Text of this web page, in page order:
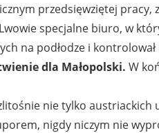
przedsięwziętej pracy,
specjalne biuro, w
na podłodze i
dla Małopolski. W
nie tylko
nigdy niczym nie